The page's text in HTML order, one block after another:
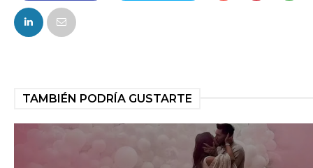
FACEBOOK
TAMBIÉN PODRÍA GUSTARTE